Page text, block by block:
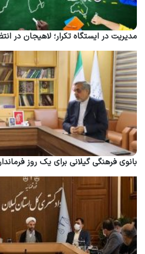
مدیریت در ایستگاه تکرار؛ لاهیجان در
بانوی فرهنگی گیلانی برای یک روز